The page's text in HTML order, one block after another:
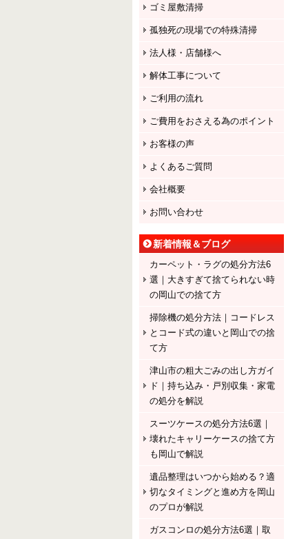
ゴミ屋敷清掃
孤独死の現場での特殊清掃
法人様・店舗様へ
解体工事について
ご利用の流れ
ご費用をおさえる為のポイント
お客様の声
よくあるご質問
会社概要
お問い合わせ
新着情報＆ブログ
カーペット・ラグの処分方法6
選｜大きすぎて捨てられない時
の岡山での捨て方
掃除機の処分方法｜コードレス
とコード式の違いと岡山での捨
て方
津山市の粗大ごみの出し方ガイ
ド｜持ち込み・戸別収集・家電
の処分を解説
スーツケースの処分方法6選｜
壊れたキャリーケースの捨て方
も岡山で解説
遺品整理はいつから始める？適
切なタイミングと進め方を岡山
のプロが解説
ガスコンロの処分方法6選｜取